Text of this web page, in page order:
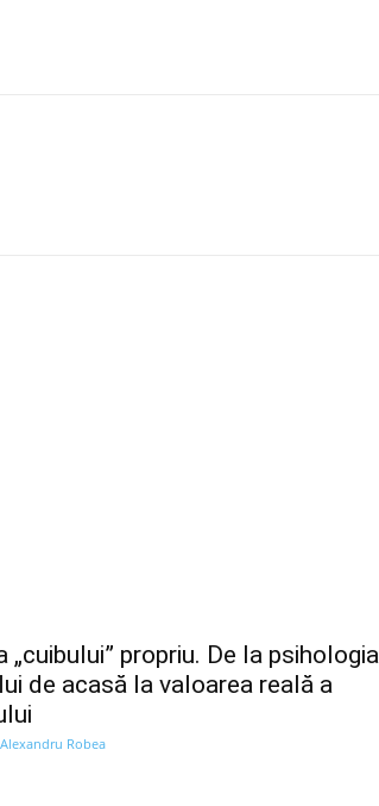
„cuibului” propriu. De la psihologia
de acasă la valoarea reală a
Alexandru Robea